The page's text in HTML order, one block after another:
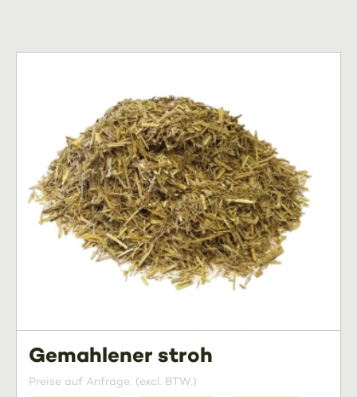
Gemahlener stroh
Preise auf Anfrage. (excl. BTW.)